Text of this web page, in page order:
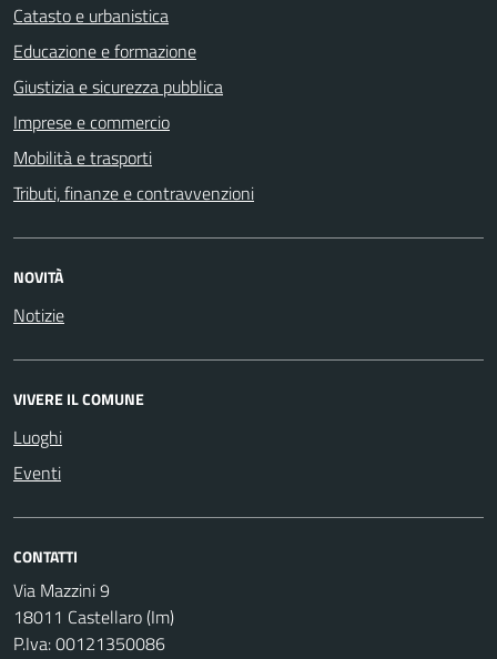
Catasto e urbanistica
Educazione e formazione
Giustizia e sicurezza pubblica
Imprese e commercio
Mobilità e trasporti
Tributi, finanze e contravvenzioni
NOVITÀ
Notizie
VIVERE IL COMUNE
Luoghi
Eventi
CONTATTI
Via Mazzini 9
18011 Castellaro (Im)
P.Iva: 00121350086